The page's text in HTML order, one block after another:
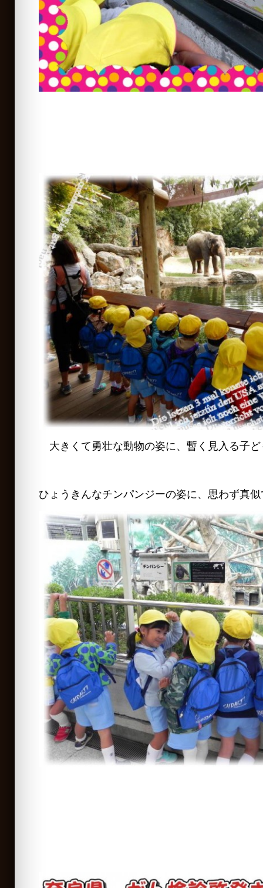
大きくて勇壮な動物の姿に、暫く見入る子ど
ひょうきんなチンパンジーの姿に、思わず真